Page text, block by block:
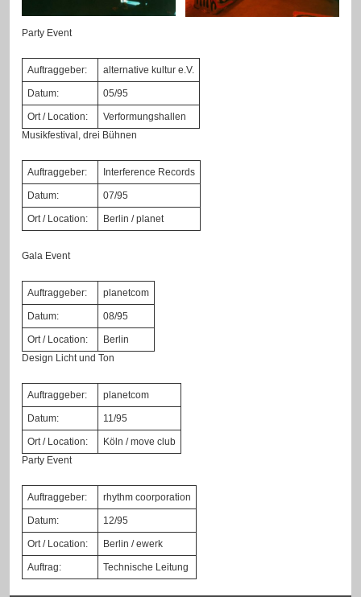
Party Event
Auftraggeber: alternative kultur e.V.
Datum: 05/95
Ort / Location:
Verformungshallen
Musikfestival, drei Bühnen
Auftraggeber: Interference Records
Datum: 07/95
Ort / Location: Berlin / planet
Gala Event
Auftraggeber: planetcom
Datum: 08/95
Ort / Location:
Berlin
Design Licht und Ton
Auftraggeber: planetcom
Datum: 11/95
Ort / Location:
Köln / move club
Party Event
Auftraggeber: rhythm coorporation
Datum: 12/95
Ort / Location: Berlin / ewerk
Auftrag: Technische Leitung